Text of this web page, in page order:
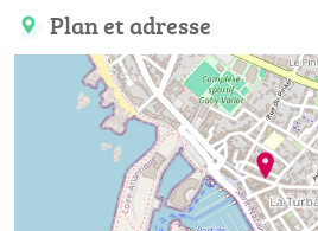
Plan et adresse